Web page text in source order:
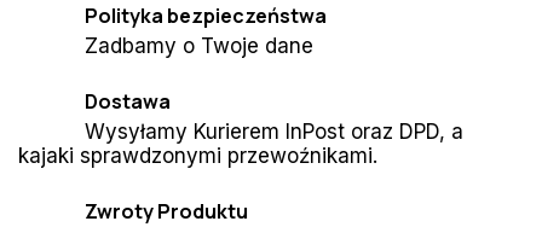
Polityka bezpieczeństwa
Zadbamy o Twoje dane
Dostawa
Wysyłamy Kurierem InPost oraz DPD, a
kajaki sprawdzonymi przewoźnikami.
Zwroty Produktu